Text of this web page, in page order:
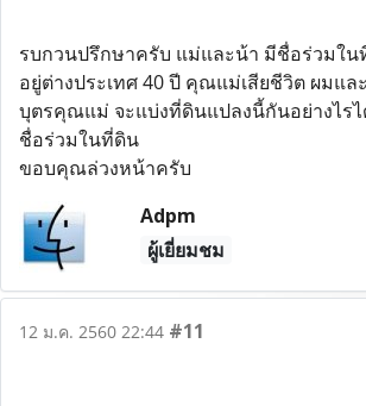
รบกวนปรึกษาครับ แม่และน้า มีชื่อร่วมใ
อยู่ต่างประเทศ 40 ปี คุณแม่เสียชีวิต ผมแล
บุตรคุณแม่ จะแบ่งที่ดินแปลงนี้กันอย่างไร
ชื่อร่วมในที่ดิน
ขอบคุณล่วงหน้าครับ
Adpm
ผู้เยี่ยมชม
12 ม.ค. 2560 22:44 #11